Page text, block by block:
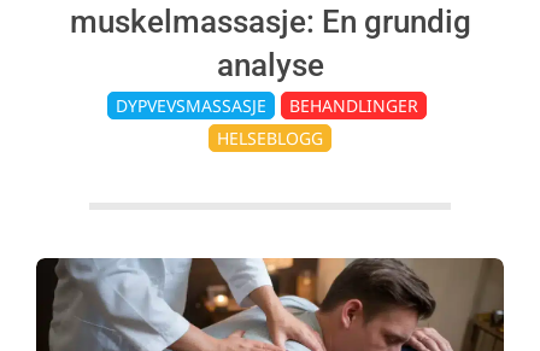
muskelmassasje: En grundig
analyse
DYPVEVSMASSASJE
BEHANDLINGER
HELSEBLOGG